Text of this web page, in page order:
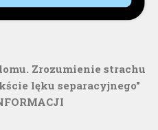
Zrozumienie strachu
lęku separacyjnego"